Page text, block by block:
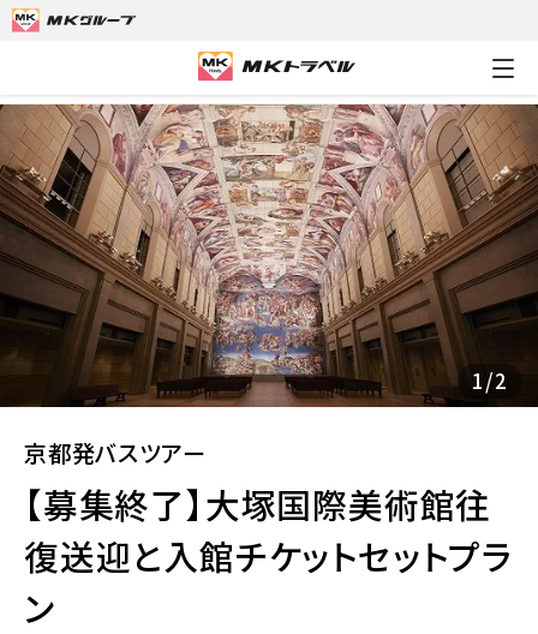
京都発バスツアー 【募集終了】大塚国際美術
1/2
京都発バスツアー
【募集終了】大塚国際美術館往
復送迎と入館チケットセットプラ
ン